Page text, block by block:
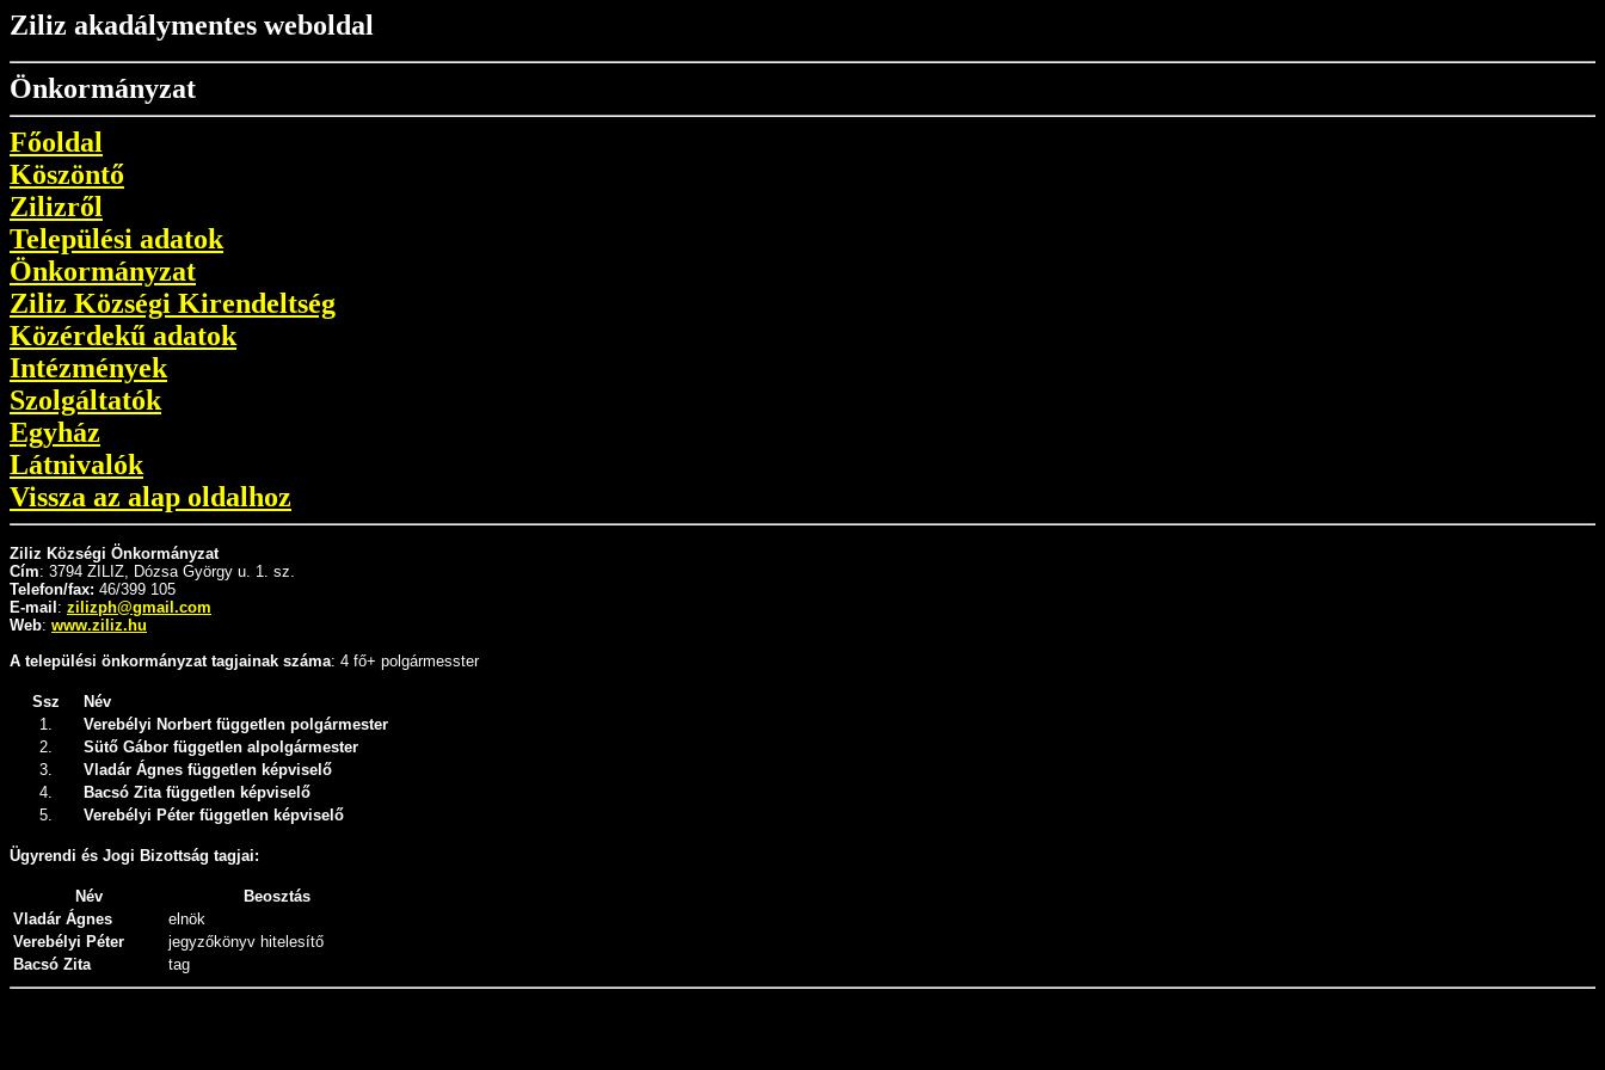
Ziliz akadálymentes weboldal
Önkormányzat
Főoldal
Köszöntő
Zilizről
Települési adatok
Önkormányzat
Ziliz Községi Kirendeltség
Közérdekű adatok
Intézmények
Szolgáltatók
Egyház
Látnivalók
Vissza az alap oldalhoz
Ziliz Községi Önkormányzat
Cím: 3794 ZILIZ, Dózsa György u. 1. sz.
Telefon/fax: 46/399 105
E-mail : zilizph@gmail.com
Web: www.ziliz.hu
A települési önkormányzat tagjainak száma: 4 fő+ polgármesster
Ssz
Név
1.
Verebélyi Norbert független polgármester
2.
Sütő Gábor független alpolgármester
3.
Vladár Ágnes független képviselő
4.
Bacsó Zita független képviselő
5.
Verebélyi Péter független képviselő
Ügyrendi és Jogi Bizottság tagjai:
Név
Beosztás
Vladár Ágnes
elnök
Verebélyi Péter
jegyzőkönyv hitelesítő
Bacsó Zita
tag